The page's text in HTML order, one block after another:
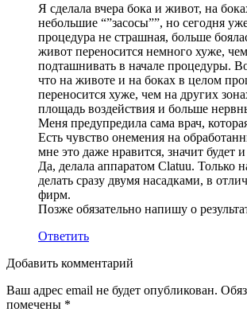
Я сделала вчера бока и живот, на
небольшие “”засосы””, но сегодня
процедура не страшная, больше
живот переносится немного хуже,
подташнивать в начале процедуры.
что на животе и на боках в целом
переносится хуже, чем на других
площадь воздействия и больше
Меня предупредила сама врач,
Есть чувство онемения на
мне это даже нравится, значит будет и
Да, делала аппаратом Clatuu. Только
делать сразу двумя насадками, в
фирм.
Позже обязательно напишу о
Ответить
Добавить комментарий
Ваш адрес email не будет опубликован.
помечены *